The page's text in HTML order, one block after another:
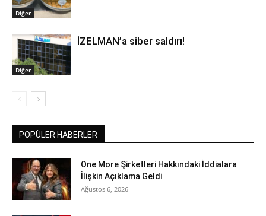
Diğer
Diğer
İZELMAN’a siber saldırı!
POPÜLER HABERLER
One More Şirketleri Hakkındaki İddialara
İlişkin Açıklama Geldi
Ağustos 6, 2026